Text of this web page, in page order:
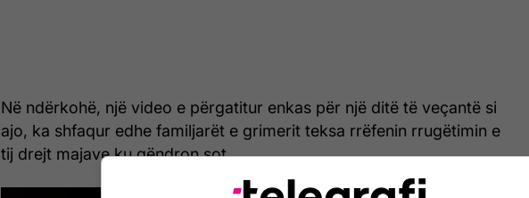
Në ndërkohë, një video e përgatitur enkas për një ditë të veçantë si
ajo, ka shfaqur edhe familjarët e grimerit teksa rrëfenin rrugëtimin e
tij drejt majave ku qëndron sot.